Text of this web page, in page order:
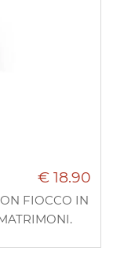
€ 18.90
FIOCCO IN